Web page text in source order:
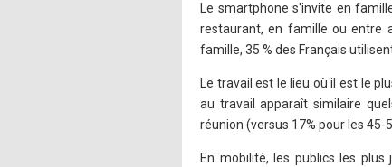
Le smartphone s'invite en
restaurant, en famille ou entre
famille, 35 % des Français
Le travail est le lieu où il est le
au travail apparaît similaire
réunion (versus 17% pour les 45-
En mobilité, les publics les